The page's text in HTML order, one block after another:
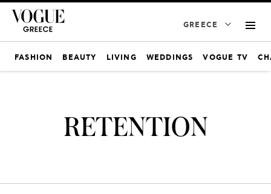
GREECE
FASHION BEAUTY LIVING WEDDINGS VOGUE TV
RETENTION